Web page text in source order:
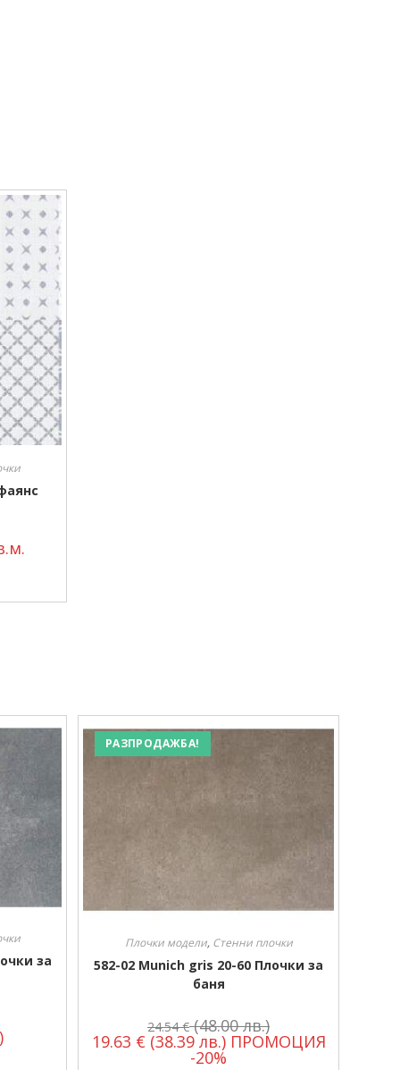
за
РАЗПРОДАЖБА!
Плочки модели, Стенни плочки
582-02 Munich gris 20-60 Плочки за
баня
24.54€ (48.00 лв.)
19.63 € (38.39 лв.)ПРОМОЦИЯ
-20%